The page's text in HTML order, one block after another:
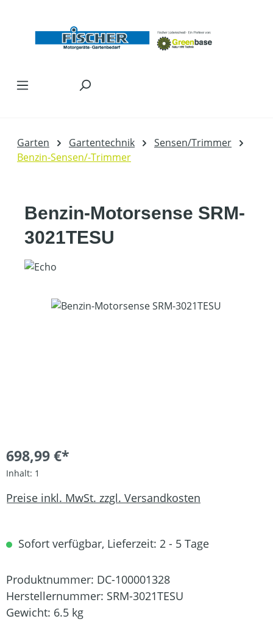
Garten Gartentechnik
Sensen/Trimmer
Benzin-Sensen/-Trimmer
Benzin-Motorsense SRM-
3021TESU
Bildergalerie überspringen
698,99 €*
Inhalt: 1
Preise inkl. MwSt. zzgl. Versandkosten
Sofort verfügbar, Lieferzeit: 2 - 5 Tage
Produktnummer: DC-100001328
Herstellernummer: SRM-3021TESU
Gewicht: 6.5 kg